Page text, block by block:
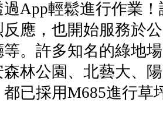
App輕鬆進行作業
應，也開始服務於
。許多知名的綠地
林公園、北藝大、
已採用M685進行草